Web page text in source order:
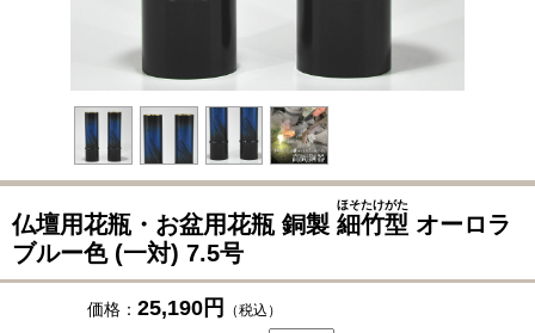
仏壇用花瓶・お盆用花瓶 銅製 細竹型
ほそたけがた
オーロラ
ブルー色 (一対) 7.5号
価格： 25,190円 （税込）